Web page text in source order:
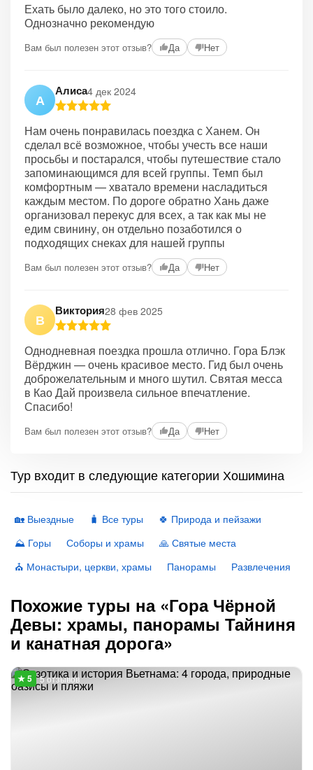
Ехать было далеко, но это того стоило.
Однозначно рекомендую
Вам был полезен этот отзыв? Да Нет
А
Алиса4 дек 2024
Нам очень понравилась поездка с Ханем. Он
сделал всё возможное, чтобы учесть все наши
просьбы и постарался, чтобы путешествие стало
запоминающимся для всей группы. Темп был
комфортным — хватало времени насладиться
каждым местом. По дороге обратно Хань даже
организовал перекус для всех, а так как мы не
едим свинину, он отдельно позаботился о
подходящих снеках для нашей группы
Вам был полезен этот отзыв? Да Нет
В
Виктория28 фев 2025
Однодневная поездка прошла отлично. Гора Блэк
Вёрджин — очень красивое место. Гид был очень
доброжелательным и много шутил. Святая месса
в Као Дай произвела сильное впечатление.
Спасибо!
Вам был полезен этот отзыв? Да Нет
Тур входит в следующие категории Хошимина
🏡 Выездные 🧳 Все туры
🍀 Природа и пейзажи
⛰ Горы
Соборы и храмы
🙏 Святые места
⛪️ Монастыри, церкви, храмы
Панорамы Развлечения
Похожие туры на «Гора Чёрной
Девы: храмы, панорамы Тайниня
и канатная дорога»
5 отзывов